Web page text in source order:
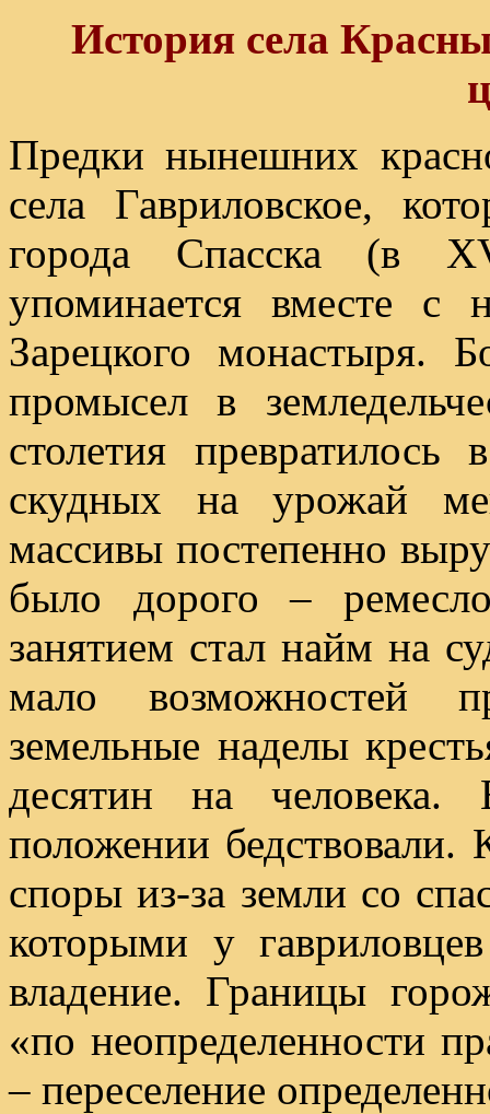
История села
Предки нынешних
села Гавриловское,
города Спасска (в
упоминается вместе
Зарецкого монастыря.
промысел в
столетия превратилось
скудных на урожай
массивы постепенно
было дорого –
занятием стал найм на
мало возможностей
земельные наделы
десятин на человека.
положении бедствовали.
споры из-за земли со
которыми у
владение. Границы
«по неопределенности
– переселение